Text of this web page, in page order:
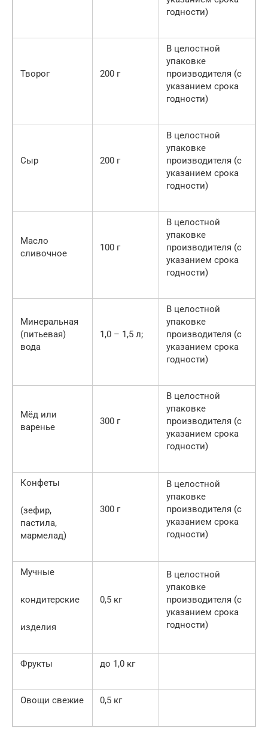
годности)
Творог 200 г
В целостной
упаковке
производителя (с
указанием срока
годности)
Сыр 200 г
В целостной
упаковке
производителя (с
указанием срока
годности)
Масло
сливочное
100 г
В целостной
упаковке
производителя (с
указанием срока
годности)
Минеральная
(питьевая)
вода
1,0 – 1,5 л;
В целостной
упаковке
производителя (с
указанием срока
годности)
Мёд или
варенье
300 г
В целостной
упаковке
производителя (с
указанием срока
годности)
Конфеты
(зефир,
пастила,
мармелад)
300 г
В целостной
упаковке
производителя (с
указанием срока
годности)
Мучные
кондитерские
изделия
0,5 кг
В целостной
упаковке
производителя (с
указанием срока
годности)
Фрукты до 1,0 кг
Овощи свежие 0,5 кг